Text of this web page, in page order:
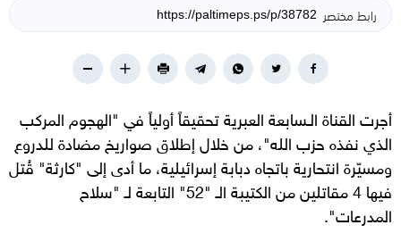
رابط مختصر
أجرت القناة الـسابعة العبرية تحقيقاً أولياً في "الهجوم المركب
الذي نفذه حزب الله"، من خلال إطلاق صواريخ مضادة للدروع
ومسيّرة انتحارية باتجاه دبابة إسرائيلية، ما أدى إلى "كارثة" قُتل
فيها 4 مقاتلين من الكتيبة الـ "52" التابعة لـ "سلاح
المدرعات".